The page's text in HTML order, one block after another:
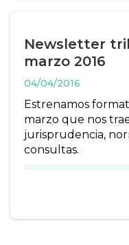
Newsletter
marzo 2016
04/04/2016
Estrenamos
marzo que nos
jurisprudencia,
consultas.